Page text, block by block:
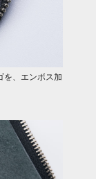
を、エンボス加